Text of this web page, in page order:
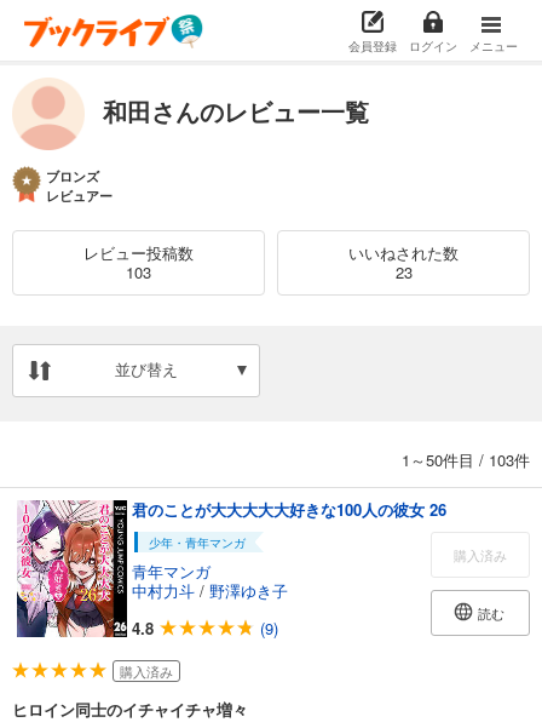
会員登録 ログイン メニュー
和田さんのレビュー一覧
ブロンズ
レビュアー
レビュー投稿数
103
いいねされた数
23
並び替え
1～50件目 / 103件
君のことが大大大大大好きな100人の彼女 26
少年・青年マンガ
青年マンガ
中村力斗 / 野澤ゆき子
4.8
(9)
購入済み
読む
購入済み
ヒロイン同士のイチャイチャ増々